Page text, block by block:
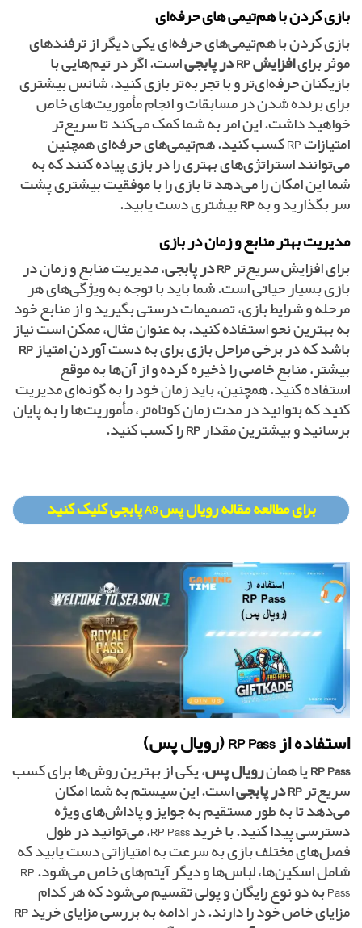
بازی کردن با هم‌تیمی‌ های حرفه‌ای
بازی کردن با هم‌تیمی‌های حرفه‌ای یکی دیگر از ترفندهای
موثر برایافزایش RP در پابجی
است. اگر در تیم‌هایی با
بازیکنان حرفه‌ای‌تر و با تجربه‌تر بازی کنید، شانس بیشتری
برای برنده شدن در مسابقات و انجام مأموریت‌های خاص
خواهید داشت. این امر به شما کمک می‌کند تا سریع‌تر
امتیازات RP کسب کنید. هم‌تیمی‌های حرفه‌ای همچنین
می‌توانند استراتژی‌های بهتری را در بازی پیاده کنند که به
شما این امکان را می‌دهد تا بازی را با موفقیت بیشتری پشت
سر بگذارید و بهRPبیشتری دست یابید.
مدیریت بهتر منابع و زمان در بازی
برای افزایش سریع‌ترRP در پابجی
، مدیریت منابع و زمان در
بازی بسیار حیاتی است. شما باید با توجه به ویژگی‌های هر
مرحله و شرایط بازی، تصمیمات درستی بگیرید و از منابع خود
به بهترین نحو استفاده کنید. به عنوان مثال، ممکن است نیاز
باشد که در برخی مراحل بازی برای به دست آوردن امتیازRP
بیشتر، منابع خاصی را ذخیره کرده و از آن‌ها به موقع
استفاده کنید. همچنین، باید زمان خود را به گونه‌ای مدیریت
کنید که بتوانید در مدت زمان کوتاه‌تر، مأموریت‌ها را به پایان
برسانید و بیشترین مقدارRPرا کسب کنید.
برای مطالعه مقاله رویال پس A9 پابجی کلیک کنید
استفاده از RP Pass (رویال پس)
RP Passیا همانرویال پس، یکی از بهترین روش‌ها برای کسب
سریع‌تر RP در پابجی
است. این سیستم به شما امکان
می‌دهد تا به طور مستقیم به جوایز و پاداش‌های ویژه
دسترسی پیدا کنید. با خرید RP Pass، می‌توانید در طول
فصل‌های مختلف بازی به سرعت به امتیازاتی دست یابید که
شامل اسکین‌ها، لباس‌ها و دیگر آیتم‌های خاص می‌شود. RP
Pass به دو نوع رایگان و پولی تقسیم می‌شود که هر کدام
مزایای خاص خود را دارند. در ادامه به بررسی مزایای خریدRP